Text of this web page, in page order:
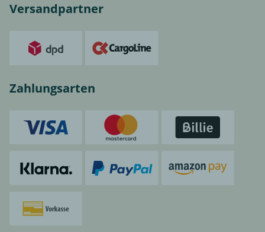
Versandpartner
Zahlungsarten